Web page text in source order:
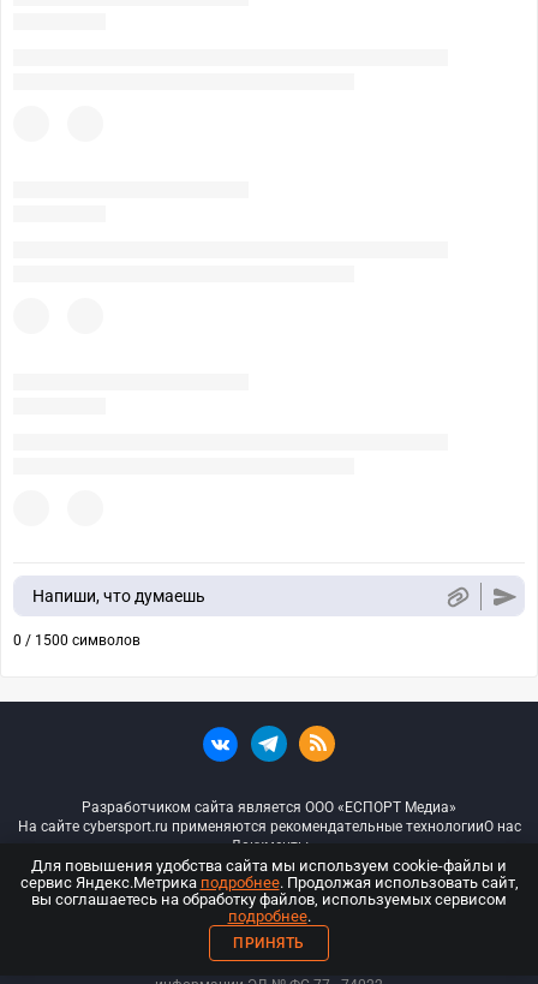
Напиши, что думаешь
0 / 1500 символов
Разработчиком сайта является ООО «ЕСПОРТ Медиа»
На сайте cybersport.ru применяются рекомендательные технологииО нас
Документы
© ООО «Киберспорт.ру» — Все права защищены
18+
ООО «Киберспорт.ру». Свидетельство о регистрации средств массовой
Для повышения удобства сайта мы используем cookie-файлы и
сервис Яндекс.Метрика подробнее. Продолжая использовать сайт,
вы соглашаетесь на обработку файлов, используемых сервисом
подробнее.
ПРИНЯТЬ